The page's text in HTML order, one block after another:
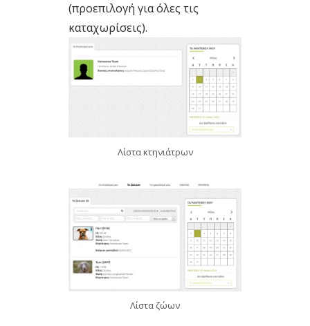
(προεπιλογή για όλες τις
καταχωρίσεις).
Λίστα κτηνιάτρων
Λίστα ζώων